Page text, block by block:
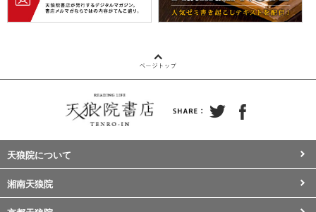
天狼院について
湘南天狼院